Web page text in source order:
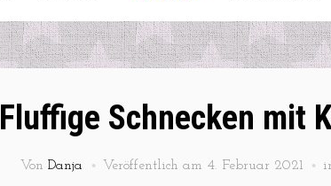
Fluffige Schnecken mit
Von Danja Veröffentlich am 4. Februar 2021